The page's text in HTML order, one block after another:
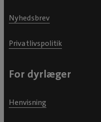
Nyhedsbrev
Privatlivspolitik
For dyrlæger
Henvisning